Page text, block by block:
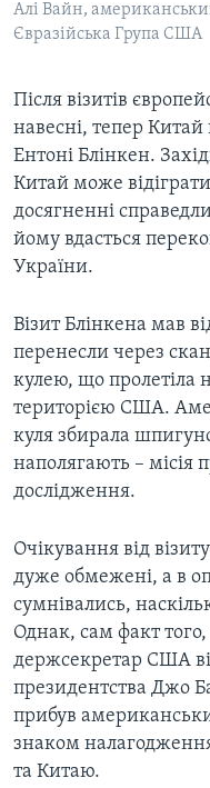
ВІКНО В АМЕРИКУ
ПОГЛЯД З
МИ В СОЦМЕРЕЖАХ
Мови
Алі Вайн,
Євразійська Група США
Після візитів
навесні, тепер
Ентоні Блінкен.
Китай може
досягненні
йому вдасться
України.
Візит Блінкена мав
перенесли через
кулею, що пролетіла
територією США.
куля збирала
наполягають – місія
дослідження.
Очікування від
дуже обмежені, а в
сумнівались,
Однак, сам факт
держсекретар США
президентства Джо
прибув
знаком
та Китаю.